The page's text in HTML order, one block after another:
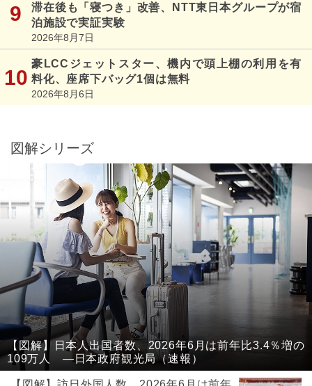
滞在後も「寝つき」改善、NTT東日本グループが宿
泊施設で実証実験
2026年8月7日
豪LCCジェットスター、機内で頭上棚の利用を有
料化、座席下バッグ1個は無料
2026年8月6日
図解シリーズ
【図解】日本人出国者数、2026年6月は前年比3.4％増の
109万人 ―日本政府観光局（速報）